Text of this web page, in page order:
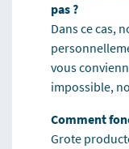
pas ?
Dans ce cas,
vous
impossible,
Comment
Grote